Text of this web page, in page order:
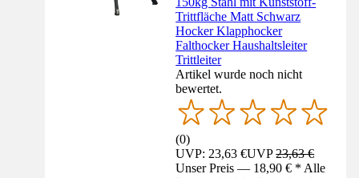
Trittfläche Matt Schwarz
Hocker Klapphocker
Falthocker Haushaltsleiter
Trittleiter
Artikel wurde noch nicht
bewertet.
(0)
UVP: 23,63 €UVP23,63 €
Unser Preis — 18,90 € * Alle